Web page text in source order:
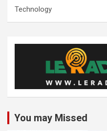
Technology
You may Missed